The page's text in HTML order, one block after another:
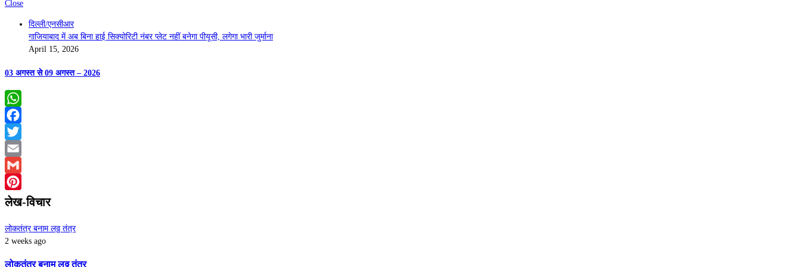
Close
दिल्ली/एनसीआर
गाजियाबाद में अब बिना हाई सिक्योरिटी नंबर प्लेट नहीं बनेगा पीयूसी, लगेगा भारी जुर्माना
April 15, 2026
03 अगस्त से 09 अगस्त – 2026
WhatsApp
Facebook
Twitter
Email
Gmail
Pinterest
लेख-विचार
लोकतंत्र बनाम लठ्ठ तंत्र
2 weeks ago
लोकतंत्र बनाम लठ्ठ तंत्र